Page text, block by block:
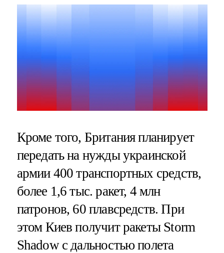
Кроме того, Британия планирует
передать на нужды украинской
армии 400 транспортных средств,
более 1,6 тыс. ракет, 4 млн
патронов, 60 плавсредств. При
этом Киев получит ракеты Storm
Shadow с дальностью полета